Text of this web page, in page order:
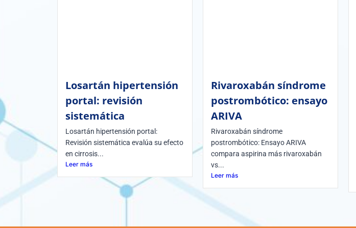
Losartán hipertensión
portal: revisión
sistemática
Losartán hipertensión portal:
Revisión sistemática evalúa su efecto
en cirrosis...
Leer más
Rivaroxabán síndrome
postrombótico: ensayo
ARIVA
Rivaroxabán síndrome
postrombótico: Ensayo ARIVA
compara aspirina más rivaroxabán
vs...
Leer más